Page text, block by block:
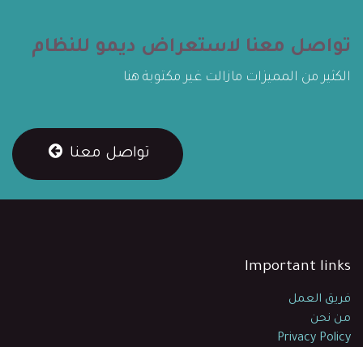
تواصل معنا لاستعراض ديمو للنظام
الكثير من المميزات مازالت غير مكتوبة هنا
تواصل معنا
Important links
فريق العمل
من نحن
Privacy Policy